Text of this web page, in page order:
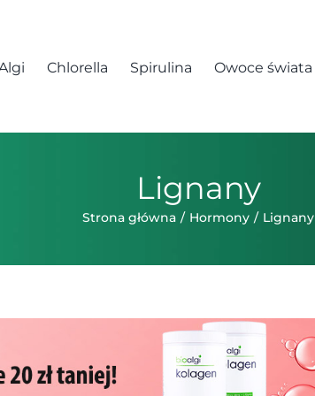
Chlorella Spirulina Owoce świata
Lignany
Strona główna Hormony Lignany